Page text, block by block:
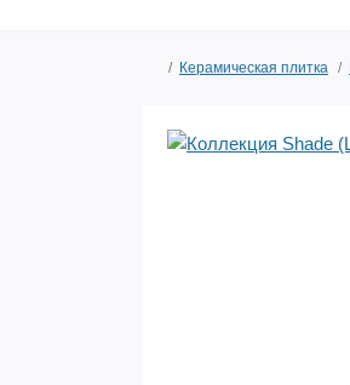
Керамическая плитка